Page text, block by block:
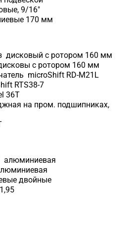
9/16"
170 мм
дисковый с ротором 160 мм
с ротором 160 мм
microShift RD-M21L
RTS38-7
36T
на пром. подшипниках,
алюминиевая
двойные